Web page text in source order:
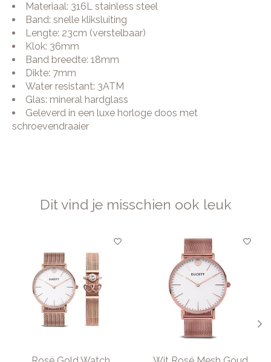
Materiaal: 316L stainless steel
Band: snelle kliksluiting
Lengte: 23cm (verstelbaar)
Klok: 36mm
Band breedte: 18mm
Dikte: 7mm
Water resistant: 3ATM
Glas: mineral hardglass
Geleverd in een luxe horloge doos met
schroevendraaier
Dit vind je misschien ook leuk
Items van productcarrousel